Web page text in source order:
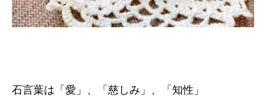
石言葉は「愛」、「慈しみ」、「知性」